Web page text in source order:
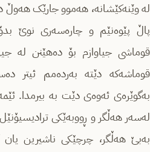
لە وێنەکێشانە، هەموو جارێک هەوڵ
پاڵ پێوەنێم و چارەسەری نوێ
قوماشی جیاوازم بۆ دەهێنن لە
قوماشەکە دێتە بەردەمم ئیتر
بەگوێرەی ئەوەی دێت بە بیرمدا.
لەسەر هەڵگر و ڕووبەێکی
بەبێ هەڵگر، چرچێکی ناشیرین